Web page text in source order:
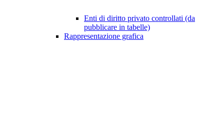
Enti di diritto privato controllati (da
pubblicare in tabelle)
Rappresentazione grafica